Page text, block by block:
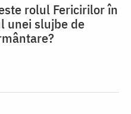
rolul Fericirilor în
unei slujbe de